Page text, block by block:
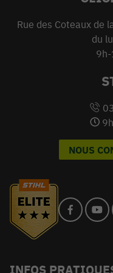
Rue des Coteaux de
du
NOUS
INFOS